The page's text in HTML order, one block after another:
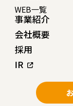
WEB一覧
事業紹介
会社概要
採用
IR